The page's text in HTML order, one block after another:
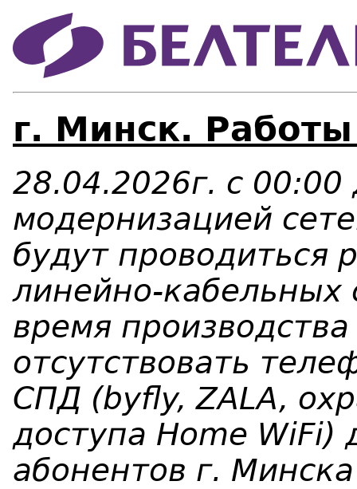
г. Минск.
28.04.2026г. с 00:00
модернизацией
будут проводиться
линейно-кабельных
время
отсутствовать
СПД (byfly, ZALA,
доступа Home WiFi)
абонентов г.